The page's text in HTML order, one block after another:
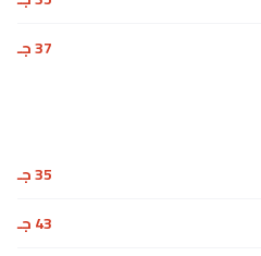
37 جـ
35 جـ
43 جـ